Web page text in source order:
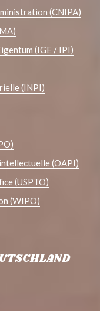
(CNIPA)
(IGE / IPI)
(INPI)
(OAPI)
(USPTO)
(WIPO)